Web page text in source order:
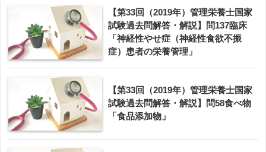
【第33回（2019年）管理栄養士国家
試験過去問解答・解説】問137臨床
「神経性やせ症（神経性食欲不振
症）患者の栄養管理」
【第33回（2019年）管理栄養士国家
試験過去問解答・解説】問58食べ物
「食品添加物」